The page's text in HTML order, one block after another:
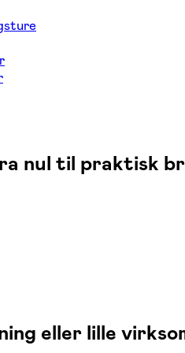
nul til praktisk
eller lille